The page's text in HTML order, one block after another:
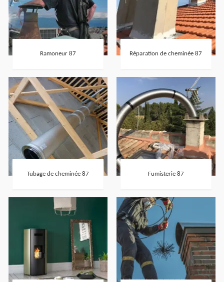
Ramoneur 87 Réparation de cheminée 87
Tubage de cheminée 87 Fumisterie 87